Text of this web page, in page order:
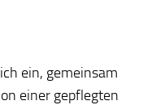
ein, gemeinsam
einer gepflegten